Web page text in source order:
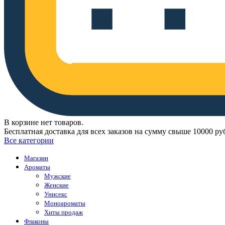
В корзине нет товаров.
Бесплатная доставка для всех заказов на сумму свыше 10000
Все категории
Магазин
Ароматы
Мужские
Женские
Унисекс
Моноароматы
Хиты продаж
Флаконы